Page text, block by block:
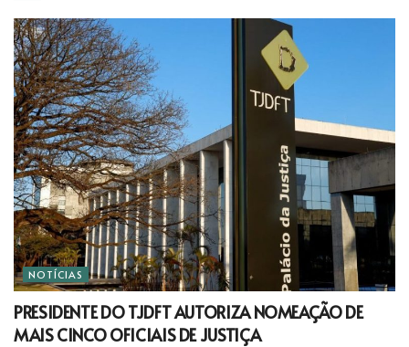
NOTÍCIAS
PRESIDENTE DO TJDFT AUTORIZA NOMEAÇÃO DE
MAIS CINCO OFICIAIS DE JUSTIÇA